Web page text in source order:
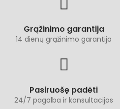
Grąžinimo garantija
14 dienų grąžinimo garantija
Pasiruošę padėti
24/7 pagalba ir konsultacijos